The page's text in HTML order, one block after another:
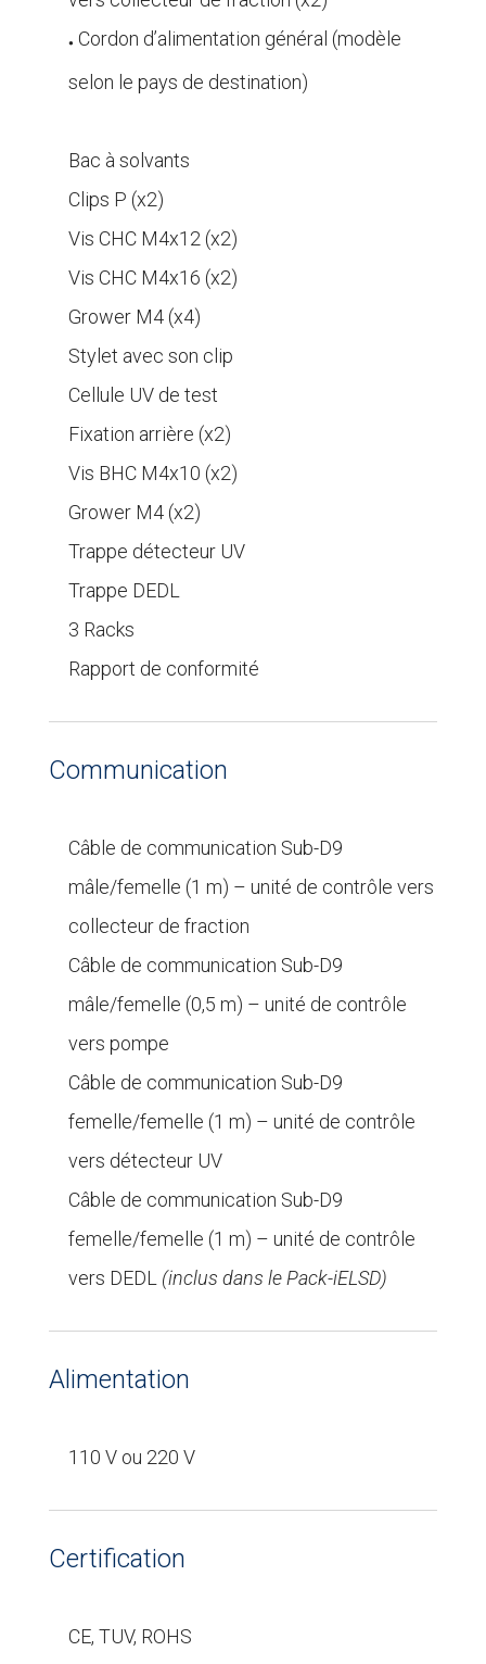
● Cordon d’alimentation général (modèle
selon le pays de destination)
Bac à solvants
Clips P (x2)
Vis CHC M4x12 (x2)
Vis CHC M4x16 (x2)
Grower M4 (x4)
Stylet avec son clip
Cellule UV de test
Fixation arrière (x2)
Vis BHC M4x10 (x2)
Grower M4 (x2)
Trappe détecteur UV
Trappe DEDL
3 Racks
Rapport de conformité
Communication
Câble de communication Sub-D9
mâle/femelle (1 m) – unité de contrôle vers
collecteur de fraction
Câble de communication Sub-D9
mâle/femelle (0,5 m) – unité de contrôle
vers pompe
Câble de communication Sub-D9
femelle/femelle (1 m) – unité de contrôle
vers détecteur UV
Câble de communication Sub-D9
femelle/femelle (1 m) – unité de contrôle
vers DEDL (inclus dans le Pack-iELSD)
Alimentation
110 V ou 220 V
Certification
CE, TUV, ROHS